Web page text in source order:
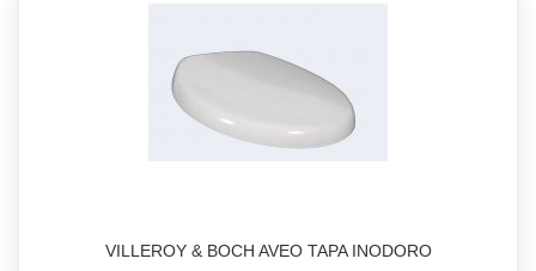
VILLEROY & BOCH AVEO TAPA INODORO